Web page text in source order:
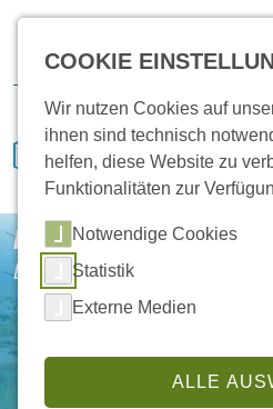
Downloads
HANSA Klimasysteme
Damit das Klima stimmt
COOKIE
Wir nutzen Cookies auf
ihnen sind technisch
helfen, diese Website zu
Funktionalitäten zur
Notwendige Cookies
Statistik
Externe Medien
ALLE